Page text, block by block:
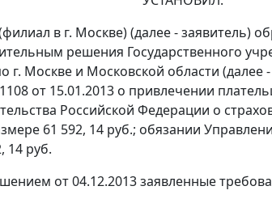
в г. Москве) (далее - заявитель)
решения Государственного
г. Москве и Московской области (далее
от 15.01.2013 о привлечении
Российской Федерации о
61 592, 14 руб.; обязании
14 руб.
от 04.12.2013 заявленные